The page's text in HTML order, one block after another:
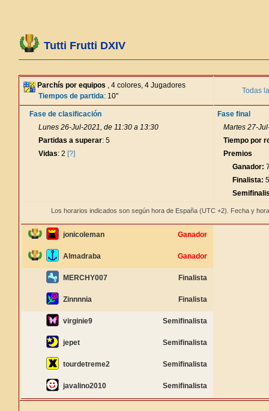
Tutti Frutti DXIV
Parchís por equipos , 4 colores, 4 Jugadores
Tiempos de partida: 10"
Todas
Fase de clasificación
Lunes 26-Jul-2021, de 11:30 a 13:30
Partidas a superar: 5
Vidas: 2 [?]
Fase final
Martes 27-
Tiempo por
Premios
Ganador:
Finalista:
Los horarios indicados son según hora de España (UTC +2). Fecha y
jonicoleman Ganador
Almadraba Ganador
MERCHY007 Finalista
Zinnnnia Finalista
virginie9 Semifinalista
jepet Semifinalista
tourdetreme2 Semifinalista
javalino2010 Semifinalista